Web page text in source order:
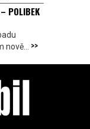
POLIBEK
>>